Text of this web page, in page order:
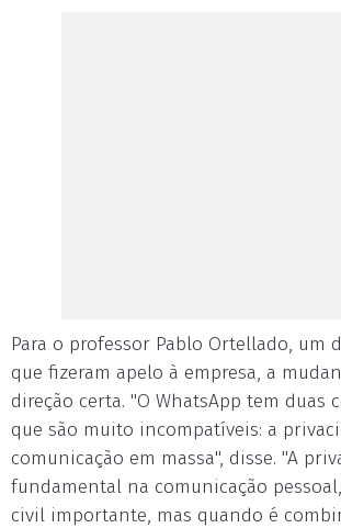
Para o professor Pablo Ortellado, um
que fizeram apelo à empresa, a
direção certa. "O WhatsApp tem duas
que são muito incompatíveis: a
comunicação em massa", disse. "A
fundamental na comunicação
civil importante, mas quando é